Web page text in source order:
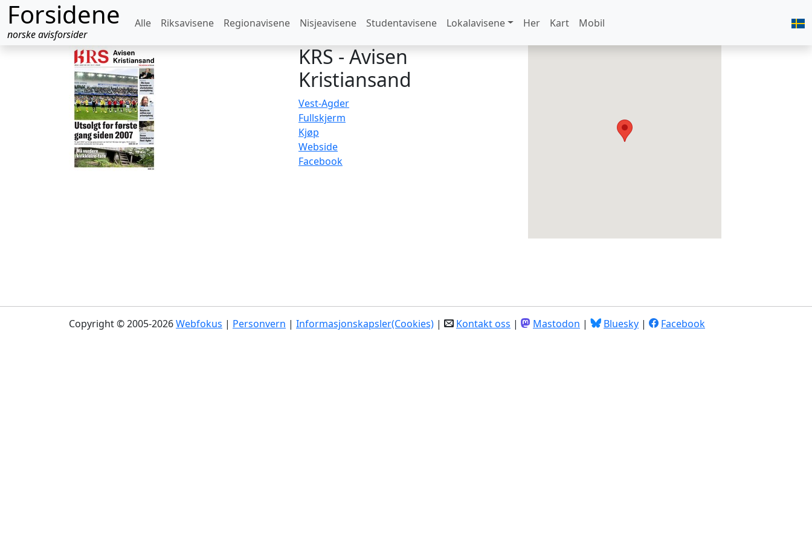
Forsidene
norske avisforsider
Alle Riksavisene Regionavisene Nisjeavisene Studentavisene Lokalavisene Her Kart Mobil
KRS - Avisen
Kristiansand
Vest-Agder
Fullskjerm
Kjøp
Webside
Facebook
Copyright © 2005-2026Webfokus | Personvern | Informasjonskapsler(Cookies) | Kontakt oss | Mastodon | Bluesky | Facebook